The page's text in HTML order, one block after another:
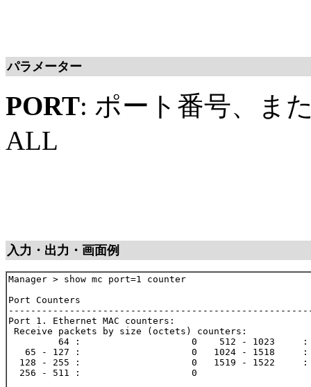
パラメーター
PORT: ポート番号、ま
ALL
入力・出力・画面例
Manager > show mc port=1 counter
Port Counters
Port 1. Ethernet MAC counters:
Receive packets by size (octets) counters:
64 :                    0    512 - 1023
65 - 127 :                    0   1024 - 1518
128 - 255 :                    0   1519 - 1522
  256 - 511 :                    0